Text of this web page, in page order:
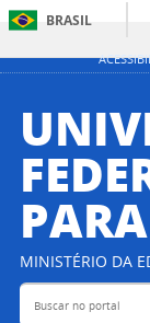
BRASIL
MINISTÉRIO DA
Buscar no portal